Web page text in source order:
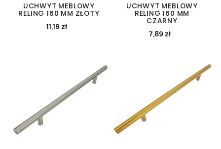
UCHWYT MEBLOWY
RELING 160 MM ZŁOTY
11,19 zł
UCHWYT MEBLOWY
RELING 160 MM
CZARNY
7,89 zł